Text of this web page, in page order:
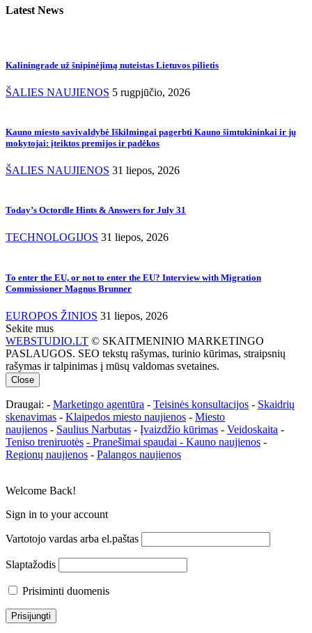
Latest News
Kaliningrade už šnipinėjimą nuteistas Lietuvos pilietis
ŠALIES NAUJIENOS 5 rugpjūčio, 2026
Kauno miesto savivaldybė Iškilmingai pagerbti Kauno šimtukininkai ir jų
mokytojai: įteiktos premijos ir padėkos
ŠALIES NAUJIENOS 31 liepos, 2026
Today’s Octordle Hints & Answers for July 31
TECHNOLOGIJOS 31 liepos, 2026
To enter the EU, or not to enter the EU? Interview with Migration
Commissioner Magnus Brunner
EUROPOS ŽINIOS 31 liepos, 2026
Sekite mus
WEBSTUDIO.LT © SKAITMENINIO MARKETINGO
PASLAUGOS. SEO tekstų rašymas, turinio kūrimas, straipsnių
rašymas ir talpinimas į mūsų valdomas svetaines.
Close
Draugai: - Marketingo agentūra - Teisinės konsultacijos - Skaidrių
skenavimas - Klaipedos miesto naujienos - Miesto
naujienos - Saulius Narbutas - Įvaizdžio kūrimas - Veidoskaita -
Teniso treniruotės - Pranešimai spaudai - Kauno naujienos -
Regionų naujienos - Palangos naujienos
Welcome Back!
Sign in to your account
Vartotojo vardas arba el.paštas
Slaptažodis
Prisiminti duomenis